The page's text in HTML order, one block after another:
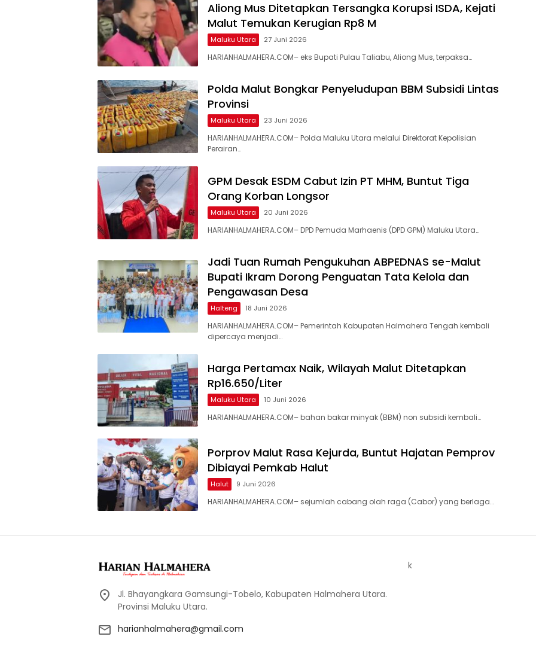
Aliong Mus Ditetapkan Tersangka Korupsi ISDA, Kejati
Malut Temukan Kerugian Rp8 M
Maluku Utara 27 Juni 2026
HARIANHALMAHERA.COM– eks Bupati Pulau Taliabu, Aliong Mus, terpaksa…
Polda Malut Bongkar Penyeludupan BBM Subsidi Lintas
Provinsi
Maluku Utara 23 Juni 2026
HARIANHALMAHERA.COM– Polda Maluku Utara melalui Direktorat Kepolisian
Perairan…
GPM Desak ESDM Cabut Izin PT MHM, Buntut Tiga
Orang Korban Longsor
Maluku Utara 20 Juni 2026
HARIANHALMAHERA.COM– DPD Pemuda Marhaenis (DPD GPM) Maluku Utara…
Jadi Tuan Rumah Pengukuhan ABPEDNAS se-Malut
Bupati Ikram Dorong Penguatan Tata Kelola dan
Pengawasan Desa
Halteng 18 Juni 2026
HARIANHALMAHERA.COM– Pemerintah Kabupaten Halmahera Tengah kembali
dipercaya menjadi…
Harga Pertamax Naik, Wilayah Malut Ditetapkan
Rp16.650/Liter
Maluku Utara 10 Juni 2026
HARIANHALMAHERA.COM– bahan bakar minyak (BBM) non subsidi kembali…
Porprov Malut Rasa Kejurda, Buntut Hajatan Pemprov
Dibiayai Pemkab Halut
Halut 9 Juni 2026
HARIANHALMAHERA.COM– sejumlah cabang olah raga (Cabor) yang berlaga…
Jl. Bhayangkara Gamsungi-Tobelo, Kabupaten Halmahera Utara.
Provinsi Maluku Utara.
harianhalmahera@gmail.com
k